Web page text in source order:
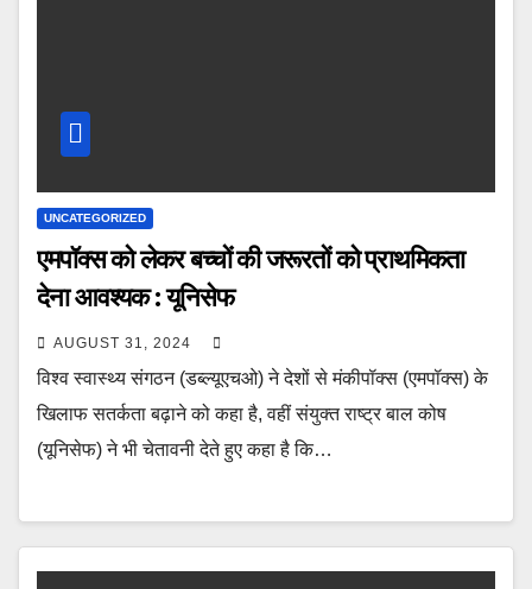
UNCATEGORIZED
एमपॉक्स को लेकर बच्चों की जरूरतों को प्राथमिकता
देना आवश्यक : यूनिसेफ
AUGUST 31, 2024
विश्व स्वास्थ्य संगठन (डब्ल्यूएचओ) ने देशों से मंकीपॉक्स (एमपॉक्स) के
खिलाफ सतर्कता बढ़ाने को कहा है, वहीं संयुक्त राष्ट्र बाल कोष
(यूनिसेफ) ने भी चेतावनी देते हुए कहा है कि…